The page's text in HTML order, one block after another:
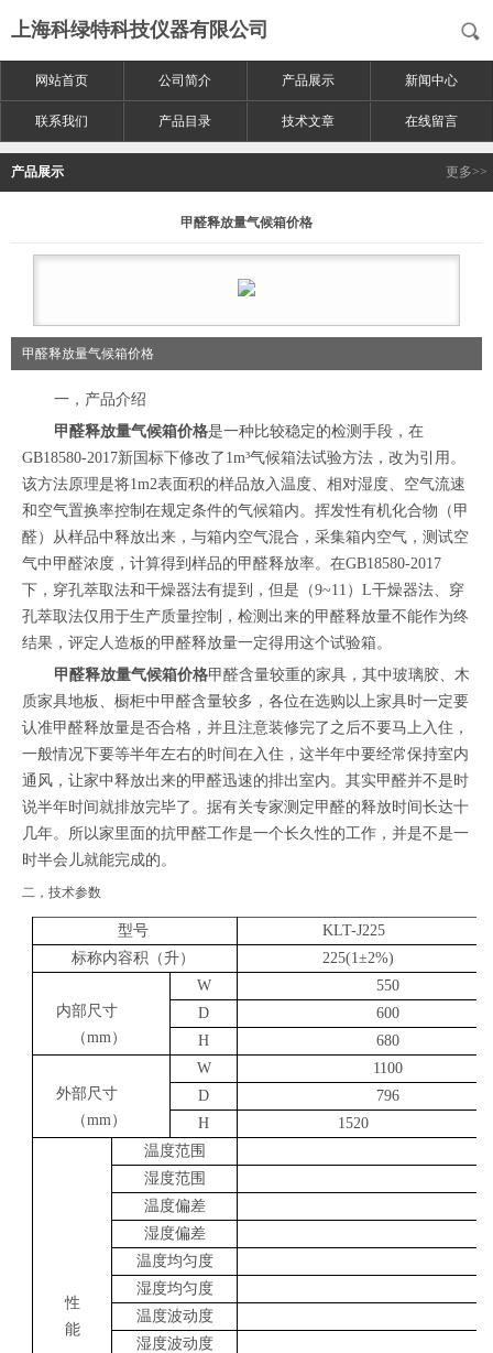
上海科绿特科技仪器有限公司
网站首页 公司简介 产品展示 新闻中心
联系我们 产品目录 技术文章 在线留言
产品展示 更多>>
甲醛释放量气候箱价格
甲醛释放量气候箱价格
一，产品介绍
甲醛释放量气候箱价格是一种比较稳定的检测手段，在
GB18580-2017新国标下修改了1m³气候箱法试验方法，改为引用。
该方法原理是将1m2表面积的样品放入温度、相对湿度、空气流速
和空气置换率控制在规定条件的气候箱内。挥发性有机化合物（甲
醛）从样品中释放出来，与箱内空气混合，采集箱内空气，测试空
气中甲醛浓度，计算得到样品的甲醛释放率。在GB18580-2017
下，穿孔萃取法和干燥器法有提到，但是（9~11）L干燥器法、穿
孔萃取法仅用于生产质量控制，检测出来的甲醛释放量不能作为终
结果，评定人造板的甲醛释放量一定得用这个试验箱。
甲醛释放量气候箱价格甲醛含量较重的家具，其中玻璃胶、木
质家具地板、橱柜中甲醛含量较多，各位在选购以上家具时一定要
认准甲醛释放量是否合格，并且注意装修完了之后不要马上入住，
一般情况下要等半年左右的时间在入住，这半年中要经常保持室内
通风，让家中释放出来的甲醛迅速的排出室内。其实甲醛并不是时
说半年时间就排放完毕了。据有关专家测定甲醛的释放时间长达十
几年。所以家里面的抗甲醛工作是一个长久性的工作，并是不是一
时半会儿就能完成的。
二，技术参数
型号
KLT-J225
标称内容积（升）
225(1±2%)
内部尺寸
（mm）
W
550
D
600
H
680
外部尺寸
（mm）
W
1100
D
796
H
1520
性
能
温度范围
湿度范围
温度偏差
湿度偏差
温度均匀度
湿度均匀度
温度波动度
湿度波动度